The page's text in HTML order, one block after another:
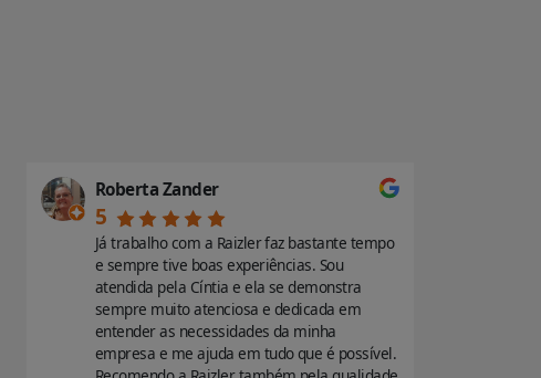
Roberta Zander
5
Já trabalho com a Raizler faz bastante tempo
e sempre tive boas experiências. Sou
atendida pela Cíntia e ela se demonstra
sempre muito atenciosa e dedicada em
entender as necessidades da minha
empresa e me ajuda em tudo que é possível.